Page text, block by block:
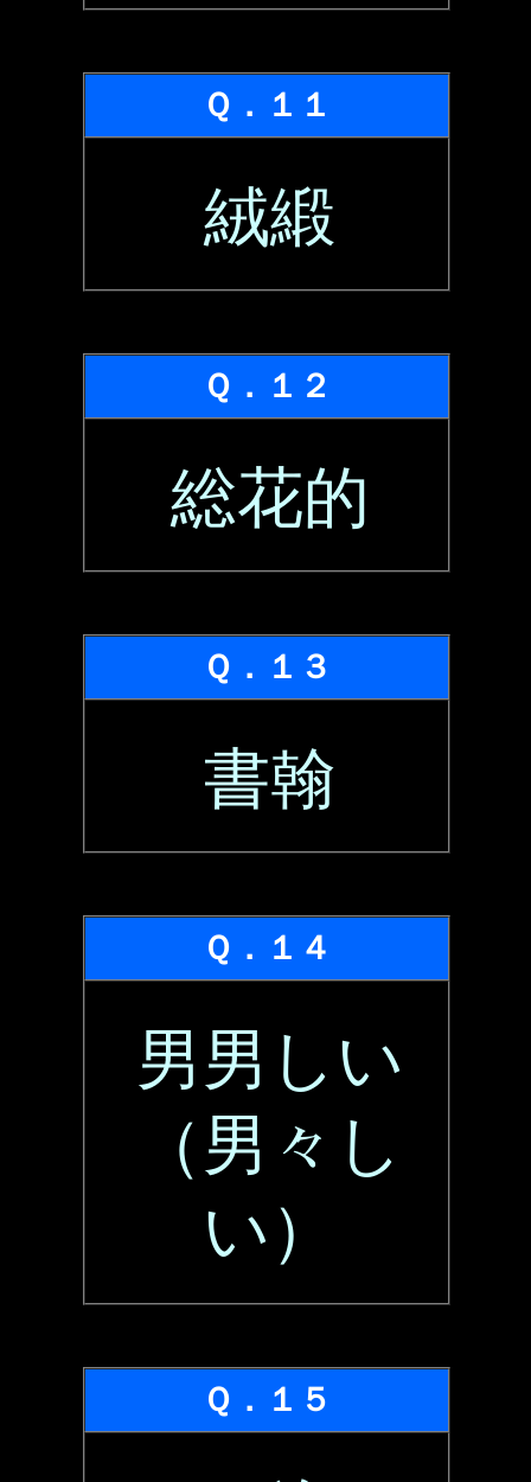
Ｑ．１１
絨緞
Ｑ．１２
総花的
Ｑ．１３
書翰
Ｑ．１４
男男しい
（男々し
い）
Ｑ．１５